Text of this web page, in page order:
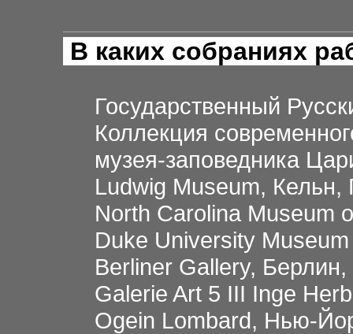
В каких собраниях
Государственный
Коллекция
музея-заповедника
Ludwig Museum, Кельн,
North Carolina Museum
Duke University
Berliner Gallery,
Galerie Art 5 III Inge
Ogein Lombard, Нью-